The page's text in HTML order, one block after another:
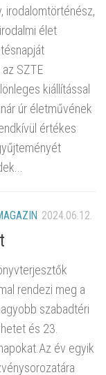
irodalomtörténész,
élet
SZTE
kiállítással
úr életművének
értékes
2024.06.12.
rendezi meg a
szabadtéri
és 23.
év egyik